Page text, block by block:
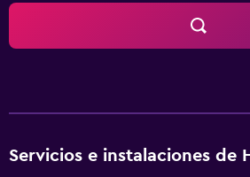
Servicios e instalaciones de